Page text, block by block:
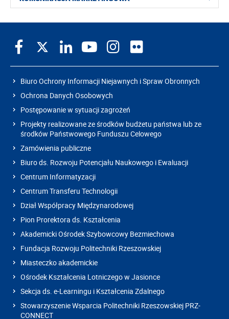
Biuro Ochrony Informacji Niejawnych i Spraw Obronnych
Ochrona Danych Osobowych
Postępowanie w sytuacji zagrożeń
Projekty realizowane ze środków budżetu państwa lub ze
środków Państwowego Funduszu Celowego
Zamówienia publiczne
Biuro ds. Rozwoju Potencjału Naukowego i Ewaluacji
Centrum Informatyzacji
Centrum Transferu Technologii
Dział Współpracy Międzynarodowej
Pion Prorektora ds. Kształcenia
Akademicki Ośrodek Szybowcowy Bezmiechowa
Fundacja Rozwoju Politechniki Rzeszowskiej
Miasteczko akademickie
Ośrodek Kształcenia Lotniczego w Jasionce
Sekcja ds. e-Learningu i Kształcenia Zdalnego
Stowarzyszenie Wsparcia Politechniki Rzeszowskiej PRZ-
CONNECT